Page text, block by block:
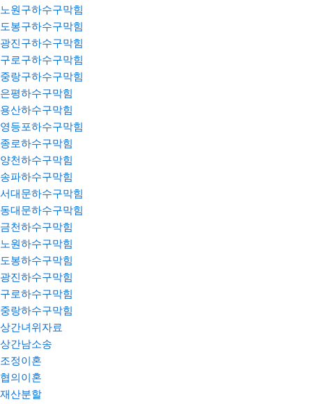
노원구하수구막힘
도봉구하수구막힘
광진구하수구막힘
구로구하수구막힘
중랑구하수구막힘
은평하수구막힘
용산하수구막힘
영등포하수구막힘
종로하수구막힘
양천하수구막힘
송파하수구막힘
서대문하수구막힘
동대문하수구막힘
금천하수구막힘
노원하수구막힘
도봉하수구막힘
광진하수구막힘
구로하수구막힘
중랑하수구막힘
상간녀위자료
상간남소송
조정이혼
협의이혼
재산분할